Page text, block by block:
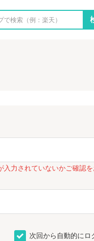
力されていないかご確認を
次回から自動的にロ